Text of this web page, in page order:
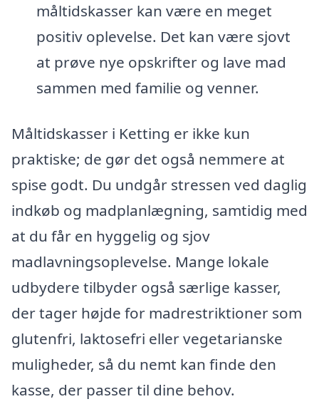
måltidskasser kan være en meget
positiv oplevelse. Det kan være sjovt
at prøve nye opskrifter og lave mad
sammen med familie og venner.
Måltidskasser i Ketting er ikke kun
praktiske; de gør det også nemmere at
spise godt. Du undgår stressen ved daglig
indkøb og madplanlægning, samtidig med
at du får en hyggelig og sjov
madlavningsoplevelse. Mange lokale
udbydere tilbyder også særlige kasser,
der tager højde for madrestriktioner som
glutenfri, laktosefri eller vegetarianske
muligheder, så du nemt kan finde den
kasse, der passer til dine behov.